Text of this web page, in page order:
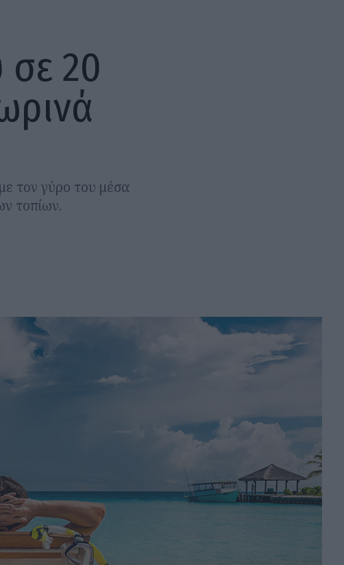
20
τον γύρο του μέσα
τοπίων.